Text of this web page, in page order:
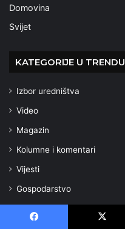
Domovina
Svijet
KATEGORIJE U TRENDU
Izbor uredništva
Video
Magazin
Kolumne i komentari
Vijesti
Gospodarstvo